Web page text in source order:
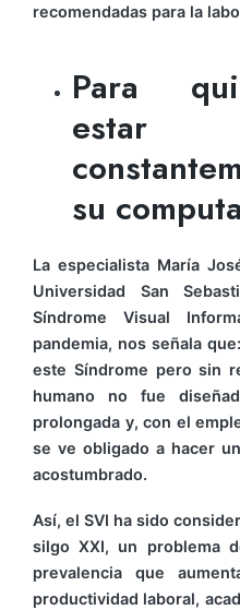
recomendadas para la
Para
estar
su
La especialista María
Universidad San
Síndrome Visual
pandemia, nos señala
este Síndrome pero sin
humano no fue
prolongada y, con el
se ve obligado a hacer
acostumbrado.
Así, el SVI ha sido
silgo XXI, un problema
prevalencia que
productividad laboral,